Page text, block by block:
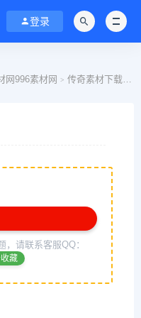
登录
网996素材网 > 传奇素材下载
，请联系客服QQ：
藏